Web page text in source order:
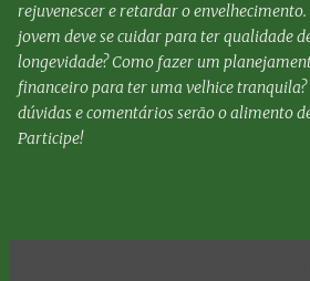
rejuvenescer e retardar o
jovem deve se cuidar para ter qualidade
longevidade? Como fazer um
financeiro para ter uma velhice tranquila?
dúvidas e comentários serão o alimento
Participe!